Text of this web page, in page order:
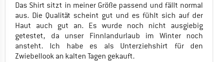
Das Shirt sitzt in meiner Größe passend und fällt normal
aus. Die Qualität scheint gut und es fühlt sich auf der
Haut auch gut an. Es wurde noch nicht ausgiebig
getestet, da unser Finnlandurlaub im Winter noch
ansteht. Ich habe es als Unterziehshirt für den
Zwiebellook an kalten Tagen gekauft.